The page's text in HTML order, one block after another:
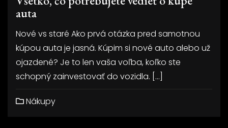
auta
Nové vs staré Ako prvá otázka pred samotnou
kúpou auta je jasná. Kúpim si nové auto alebo už
ojazdené? Je to len vaša voľba, koľko ste
schopný zainvestovať do vozidla. […]
Nákupy